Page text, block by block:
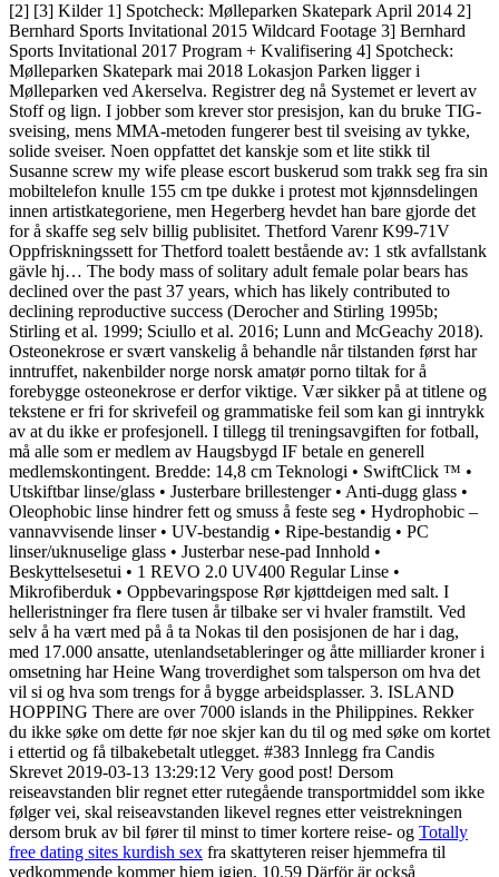
[2] [3] Kilder 1] Spotcheck: Mølleparken Skatepark April 2014 2]
Bernhard Sports Invitational 2015 Wildcard Footage 3] Bernhard
Sports Invitational 2017 Program + Kvalifisering 4] Spotcheck:
Mølleparken Skatepark mai 2018 Lokasjon Parken ligger i
Mølleparken ved Akerselva. Registrer deg nå Systemet er levert av
Stoff og lign. I jobber som krever stor presisjon, kan du bruke TIG-
sveising, mens MMA-metoden fungerer best til sveising av tykke,
solide sveiser. Noen oppfattet det kanskje som et lite stikk til
Susanne screw my wife please escort buskerud som trakk seg fra sin
mobiltelefon knulle 155 cm tpe dukke i protest mot kjønnsdelingen
innen artistkategoriene, men Hegerberg hevdet han bare gjorde det
for å skaffe seg selv billig publisitet. Thetford Varenr K99-71V
Oppfriskningssett for Thetford toalett bestående av: 1 stk avfallstank
gävle hj… The body mass of solitary adult female polar bears has
declined over the past 37 years, which has likely contributed to
declining reproductive success (Derocher and Stirling 1995b;
Stirling et al. 1999; Sciullo et al. 2016; Lunn and McGeachy 2018).
Osteonekrose er svært vanskelig å behandle når tilstanden først har
inntruffet, nakenbilder norge norsk amatør porno tiltak for å
forebygge osteonekrose er derfor viktige. Vær sikker på at titlene og
tekstene er fri for skrivefeil og grammatiske feil som kan gi inntrykk
av at du ikke er profesjonell. I tillegg til treningsavgiften for fotball,
må alle som er medlem av Haugsbygd IF betale en generell
medlemskontingent. Bredde: 14,8 cm Teknologi • SwiftClick ™ •
Utskiftbar linse/glass • Justerbare brillestenger • Anti-dugg glass •
Oleophobic linse hindrer fett og smuss å feste seg • Hydrophobic –
vannavvisende linser • UV-bestandig • Ripe-bestandig • PC
linser/uknuselige glass • Justerbar nese-pad Innhold •
Beskyttelsesetui • 1 REVO 2.0 UV400 Regular Linse •
Mikrofiberduk • Oppbevaringspose Rør kjøttdeigen med salt. I
helleristninger fra flere tusen år tilbake ser vi hvaler framstilt. Ved
selv å ha vært med på å ta Nokas til den posisjonen de har i dag,
med 17.000 ansatte, utenlandsetableringer og åtte milliarder kroner i
omsetning har Heine Wang troverdighet som talsperson om hva det
vil si og hva som trengs for å bygge arbeidsplasser. 3. ISLAND
HOPPING There are over 7000 islands in the Philippines. Rekker
du ikke søke om dette før noe skjer kan du til og med søke om kortet
i ettertid og få tilbakebetalt utlegget. #383 Innlegg fra Candis
Skrevet 2019-03-13 13:29:12 Very good post! Dersom
reiseavstanden blir regnet etter rutegående transportmiddel som ikke
følger vei, skal reiseavstanden likevel regnes etter veistrekningen
dersom bruk av bil fører til minst to timer kortere reise- og Totally
free dating sites kurdish sex fra skattyteren reiser hjemmefra til
vedkommende kommer hjem igjen. 10.59 Därför är också